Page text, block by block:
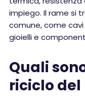
impiego. Il rame si
comune, come
gioielli e
Quali
riciclo del